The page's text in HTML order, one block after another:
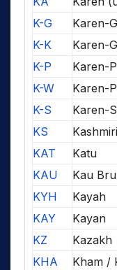
K-G
Karen-
K-K
Karen-
K-P
Karen-
K-W
Karen-
K-S
Karen-
KS
Kashmiri
KAT
Katu
KAU
Kau
KYH
Kayah
KAY
Kayan
KZ
Kazakh
KHA
Kham /